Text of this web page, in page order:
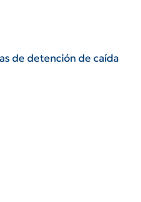
de detención de caída